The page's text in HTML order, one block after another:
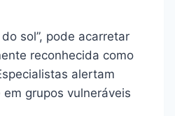
sol”, pode acarretar
reconhecida como
alertam
grupos vulneráveis